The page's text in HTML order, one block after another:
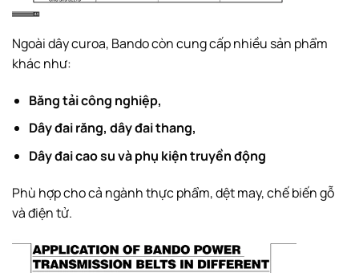
Ngoài dây curoa, Bando còn cung cấp nhiều sản phẩm
khác như:
Băng tải công nghiệp,
Dây đai răng, dây đai thang,
Dây đai cao su và phụ kiện truyền động
Phù hợp cho cả ngành thực phẩm, dệt may, chế biến gỗ
và điện tử.